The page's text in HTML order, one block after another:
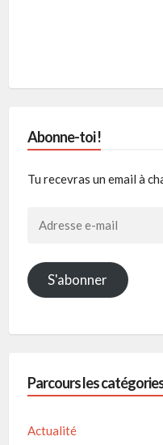
Abonne-toi !
Tu recevras un email à
S'abonner
Parcours les
Actualité